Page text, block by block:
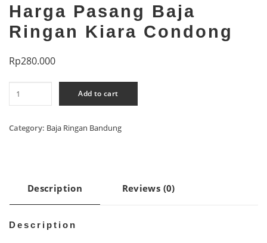
Harga Pasang Baja
Ringan Kiara Condong
Rp280.000
Ringan
Add to cart
Category: Baja Ringan Bandung
Description Reviews (0)
Description